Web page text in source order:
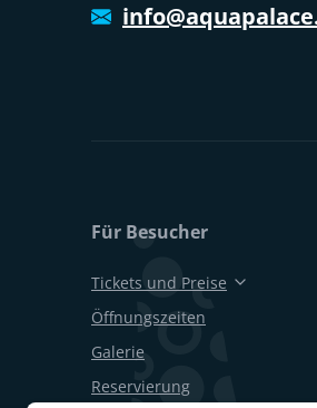
Für Besucher
Tickets und Preise
Öffnungszeiten
Galerie
Reservierung